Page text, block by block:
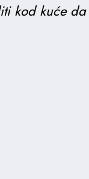
kod kuće da